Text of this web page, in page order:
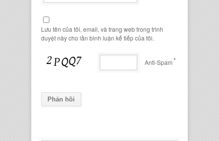
Lưu tên của tôi, email, và trang web trong trình
duyệt này cho lần bình luận kế tiếp của tôi.
Anti-Spam*